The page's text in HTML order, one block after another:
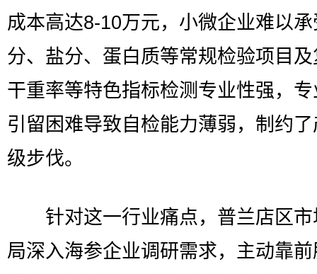
成本高达8-10万元，小微企业难以
分、盐分、蛋白质等常规检验项目
干重率等特色指标检测专业性强，
引留困难导致自检能力薄弱，制约
级步伐。
针对这一行业痛点，普兰店区市
局深入海参企业调研需求，主动靠